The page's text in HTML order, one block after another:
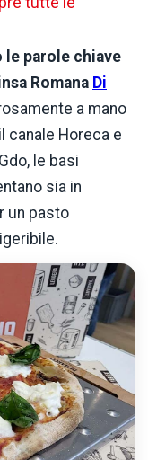
le parole chiave
Romana Di
a mano
canale Horeca e
le basi
sia in
un pasto